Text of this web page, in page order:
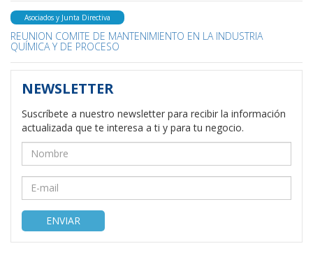
Asociados y Junta Directiva
REUNION COMITE DE MANTENIMIENTO EN LA INDUSTRIA
QUÍMICA Y DE PROCESO
NEWSLETTER
Suscríbete a nuestro newsletter para recibir la información
actualizada que te interesa a ti y para tu negocio.
ENVIAR